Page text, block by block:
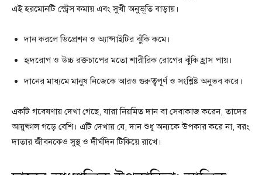
এই হরমোনটি স্ট্রেস কমায় এবং সুখী অনুভূতি বাড়ায়।
দান করলে ডিপ্রেশন ও অ্যান্সাইটির ঝুঁকি কমে।
হৃদরোগ ও উচ্চ রক্তচাপের মতো শারীরিক রোগের ঝুঁকি হ্রাস পায়।
দানের মাধ্যমে মানুষ নিজেকে আরও গুরুত্বপূর্ণ ও সংশ্লিষ্ট অনুভব করে।
একটি গবেষণায় দেখা গেছে, যারা নিয়মিত দান বা সেবাকাজ করেন, তাদের
আয়ুষ্কাল গড়ে বেশি। এটি দেখায় যে, দান শুধু অন্যকে উপকার করে না, বরং
দাতার জীবনকেও সুস্থ ও দীর্ঘদিন টিকিয়ে রাখে।